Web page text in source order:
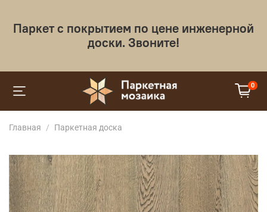
Паркет с покрытием по цене инженерной
доски. Звоните!
0
Главная Паркетная доска